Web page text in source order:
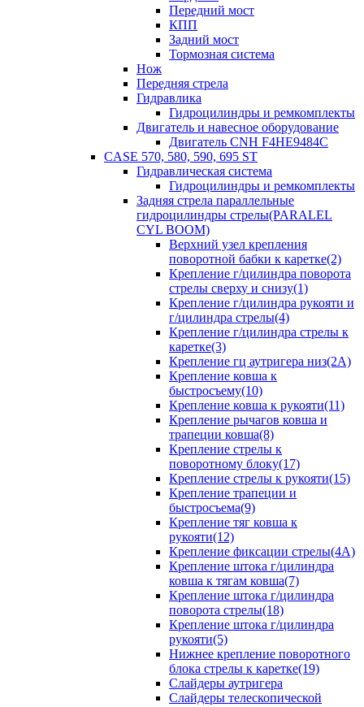
Передний мост
КПП
Задний мост
Тормозная система
Нож
Передняя стрела
Гидравлика
Гидроцилиндры и ремкомплекты
Двигатель и навесное оборудование
Двигатель CNH F4HE9484C
CASE 570, 580, 590, 695 ST
Гидравлическая система
Гидроцилиндры и ремкомплекты
Задняя стрела параллельные
гидроцилиндры стрелы(PARALEL
CYL BOOM)
Верхний узел крепления
поворотной бабки к каретке(2)
Крепление г/цилиндра поворота
стрелы сверху и снизу(1)
Крепление г/цилиндра рукояти и
г/цилиндра стрелы(4)
Крепление г/цилиндра стрелы к
каретке(3)
Крепление гц аутригера низ(2А)
Крепление ковша к
быстросъему(10)
Крепление ковша к рукояти(11)
Крепление рычагов ковша и
трапеции ковша(8)
Крепление стрелы к
поворотному блоку(17)
Крепление стрелы к рукояти(15)
Крепление трапеции и
быстросъема(9)
Крепление тяг ковша к
рукояти(12)
Крепление фиксации стрелы(4A)
Крепление штока г/цилиндра
ковша к тягам ковша(7)
Крепление штока г/цилиндра
поворота стрелы(18)
Крепление штока г/цилиндра
рукояти(5)
Нижнее крепление поворотного
блока стрелы к каретке(19)
Слайдеры аутригера
Слайдеры телескопической